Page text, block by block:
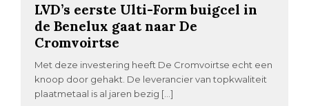
LVD’s eerste Ulti-Form buigcel in
de Benelux gaat naar De
Cromvoirtse
Met deze investering heeft De Cromvoirtse echt een
knoop door gehakt. De leverancier van topkwaliteit
plaatmetaal is al jaren bezig […]